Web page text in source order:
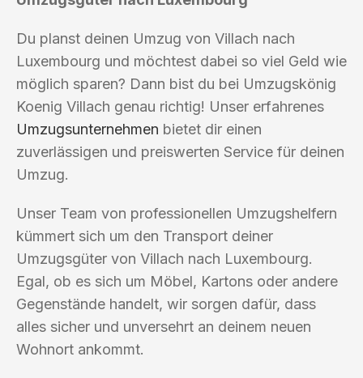
Du planst deinen Umzug von Villach nach
Luxembourg und möchtest dabei so viel Geld wie
möglich sparen? Dann bist du bei Umzugskönig
Koenig Villach genau richtig! Unser erfahrenes
Umzugsunternehmen bietet dir einen
zuverlässigen und preiswerten Service für deinen
Umzug.
Unser Team von professionellen Umzugshelfern
kümmert sich um den Transport deiner
Umzugsgüter von Villach nach Luxembourg.
Egal, ob es sich um Möbel, Kartons oder andere
Gegenstände handelt, wir sorgen dafür, dass
alles sicher und unversehrt an deinem neuen
Wohnort ankommt.